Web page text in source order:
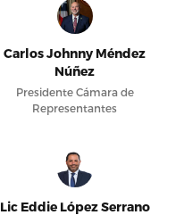
Carlos Johnny Méndez
Núñez
Presidente Cámara de
Representantes
Lic Eddie López Serrano